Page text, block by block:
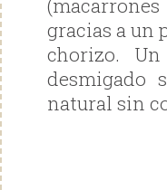
gracias a un
chorizo.
desmigado
natural sin